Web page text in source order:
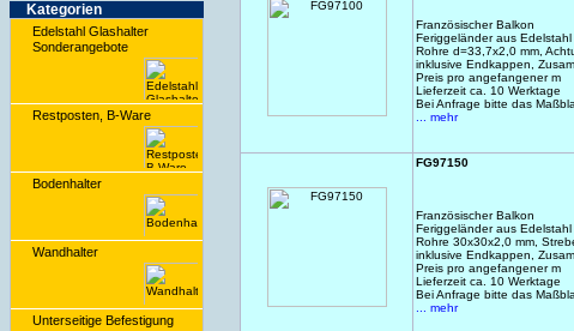
Kate­gorien
Edelstahl Glashalter
Sonderangebote
Restposten, B-Ware
Bodenhalter
Wandhalter
Unterseitige Befestigung
Französischer Balkon
Feriggeländer aus
Rohre d=33,7x2,0 mm,
inklusive Endkappen,
Preis pro angefangener m
Lieferzeit ca. 10 Werktage
Bei Anfrage bitte das
... mehr
FG97150
Französischer Balkon
Feriggeländer aus
Rohre 30x30x2,0 mm,
inklusive Endkappen,
Preis pro angefangener m
Lieferzeit ca. 10 Werktage
Bei Anfrage bitte das
... mehr